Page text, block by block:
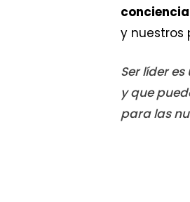
conciencia
y nuestros
Ser líder
y que
para las